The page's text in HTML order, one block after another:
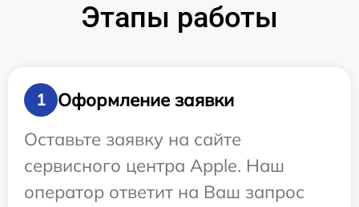
Этапы работы
1
Оформление заявки
Оставьте заявку на сайте
сервисного центра Apple. Наш
оператор ответит на Ваш запрос